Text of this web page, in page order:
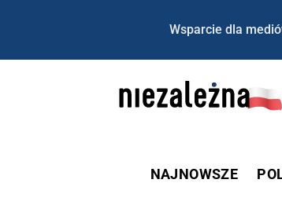
Wsparcie dla
NAJNOWSZE